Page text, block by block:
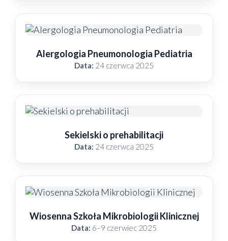
Alergologia Pneumonologia Pediatria
Data: 24 czerwca 2025
Sekielski o prehabilitacji
Data: 24 czerwca 2025
Wiosenna Szkoła Mikrobiologii Klinicznej
Data: 6–9 czerwiec 2025